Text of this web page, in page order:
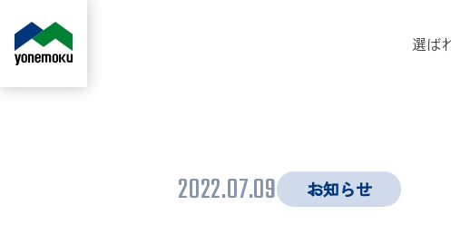
選ば
2022.07.09 お知らせ